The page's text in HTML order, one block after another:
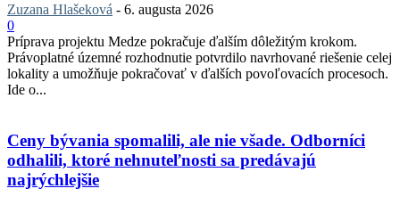
Zuzana Hlašeková - 6. augusta 2026
0
Príprava projektu Medze pokračuje ďalším dôležitým krokom.
Právoplatné územné rozhodnutie potvrdilo navrhované riešenie celej
lokality a umožňuje pokračovať v ďalších povoľovacích procesoch.
Ide o...
Ceny bývania spomalili, ale nie všade. Odborníci
odhalili, ktoré nehnuteľnosti sa predávajú
najrýchlejšie